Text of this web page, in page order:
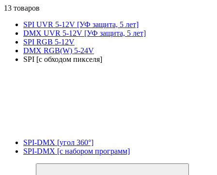
13 товаров
SPI UVR 5-12V [УФ защита, 5 лет]
DMX UVR 5-12V [УФ защита, 5 лет]
SPI RGB 5-12V
DMX RGB(W) 5-24V
SPI [с обходом пикселя]
SPI-DMX [угол 360°]
SPI-DMX [с набором программ]